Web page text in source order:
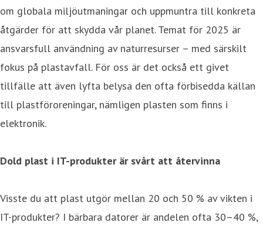
om globala miljöutmaningar och uppmuntra till konkreta
åtgärder för att skydda vår planet. Temat för 2025 är
ansvarsfull användning av naturresurser – med särskilt
fokus på plastavfall. För oss är det också ett givet
tillfälle att även lyfta belysa den ofta förbisedda källan
till plastföroreningar, nämligen plasten som finns i
elektronik.
Dold plast i IT-produkter är svårt att återvinna
Visste du att plast utgör mellan 20 och 50 % av vikten i
IT-produkter? I bärbara datorer är andelen ofta 30–40 %,